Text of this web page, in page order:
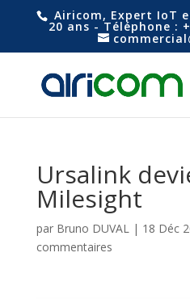
Airicom, Expert IoT
20 ans - Téléphone :
Ursalink
Milesight
par Bruno DUVAL| 18 Déc
commentaires